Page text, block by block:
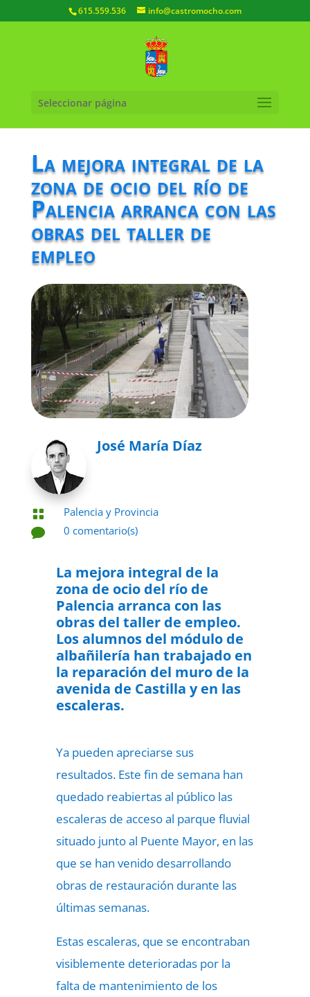
615.559.536 info@castromocho.com
Seleccionar página
La mejora integral de la
zona de ocio del río de
Palencia arranca con las
obras del taller de
empleo
José María Díaz

Palencia y Provincia

0 comentario(s)
La mejora integral de la
zona de ocio del río de
Palencia arranca con las
obras del taller de empleo.
Los alumnos del módulo de
albañilería han trabajado en
la reparación del muro de la
avenida de Castilla y en las
escaleras.
Ya pueden apreciarse sus
resultados. Este fin de semana han
quedado reabiertas al público las
escaleras de acceso al parque fluvial
situado junto al Puente Mayor, en las
que se han venido desarrollando
obras de restauración durante las
últimas semanas.
Estas escaleras, que se encontraban
visiblemente deterioradas por la
falta de mantenimiento de los